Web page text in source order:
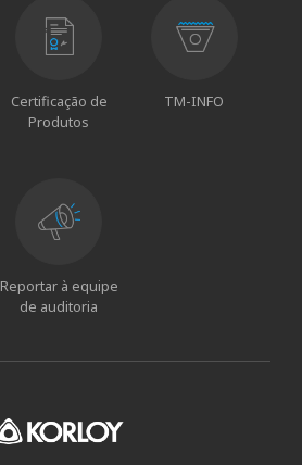
Certificação de
Produtos
TM-INFO
Reportar à equipe
de auditoria